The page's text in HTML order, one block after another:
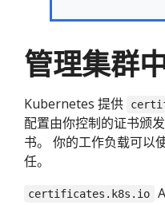
管理集群
Kubernetes 提供
配置由你控制的证书颁
书。 你的工作负载可以
任。
certificates.k8s.io